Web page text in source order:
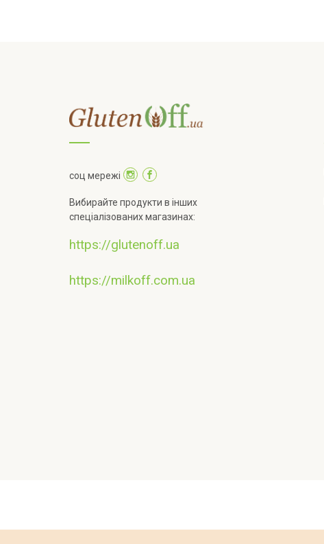
соц мережі
Вибирайте продукти в інших
спеціалізованих магазинах:
https://glutenoff.ua
https://milkoff.com.ua